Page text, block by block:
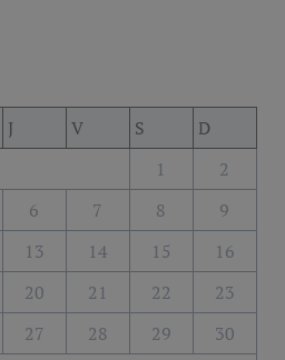
J V S
D
1
2
6 7 8
9
13 14 15
16
20 21 22
23
27 28 29
30